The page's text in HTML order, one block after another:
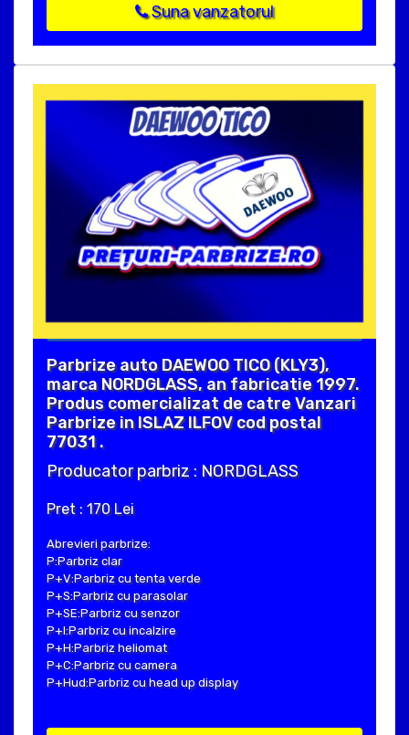
Suna vanzatorul
Parbrize auto DAEWOO TICO (KLY3),
marca NORDGLASS, an fabricatie 1997.
Produs comercializat de catre Vanzari
Parbrize in ISLAZ ILFOV cod postal
77031 .
Producator parbriz : NORDGLASS
Pret : 170 Lei
Abrevieri parbrize:
P:Parbriz clar
P+V:Parbriz cu tenta verde
P+S:Parbriz cu parasolar
P+SE:Parbriz cu senzor
P+I:Parbriz cu incalzire
P+H:Parbriz heliomat
P+C:Parbriz cu camera
P+Hud:Parbriz cu head up display